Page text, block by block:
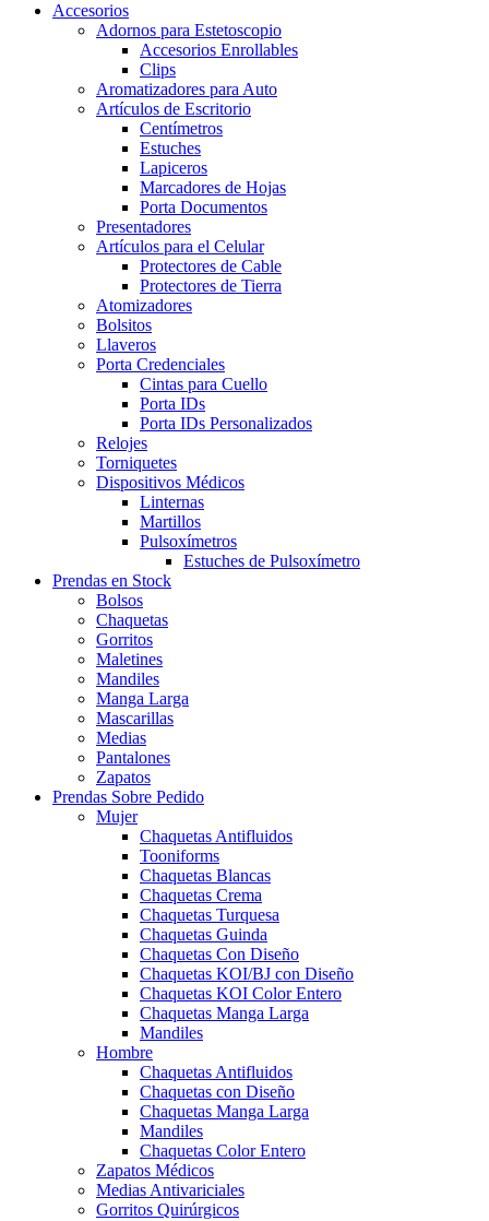
Accesorios
Adornos para Estetoscopio
Accesorios Enrollables
Clips
Aromatizadores para Auto
Artículos de Escritorio
Centímetros
Estuches
Lapiceros
Marcadores de Hojas
Porta Documentos
Presentadores
Artículos para el Celular
Protectores de Cable
Protectores de Tierra
Atomizadores
Bolsitos
Llaveros
Porta Credenciales
Cintas para Cuello
Porta IDs
Porta IDs Personalizados
Relojes
Torniquetes
Dispositivos Médicos
Linternas
Martillos
Pulsoxímetros
Estuches de Pulsoxímetro
Prendas en Stock
Bolsos
Chaquetas
Gorritos
Maletines
Mandiles
Manga Larga
Mascarillas
Medias
Pantalones
Zapatos
Prendas Sobre Pedido
Mujer
Chaquetas Antifluidos
Tooniforms
Chaquetas Blancas
Chaquetas Crema
Chaquetas Turquesa
Chaquetas Guinda
Chaquetas Con Diseño
Chaquetas KOI/BJ con Diseño
Chaquetas KOI Color Entero
Chaquetas Manga Larga
Mandiles
Hombre
Chaquetas Antifluidos
Chaquetas con Diseño
Chaquetas Manga Larga
Mandiles
Chaquetas Color Entero
Zapatos Médicos
Medias Antivariciales
Gorritos Quirúrgicos